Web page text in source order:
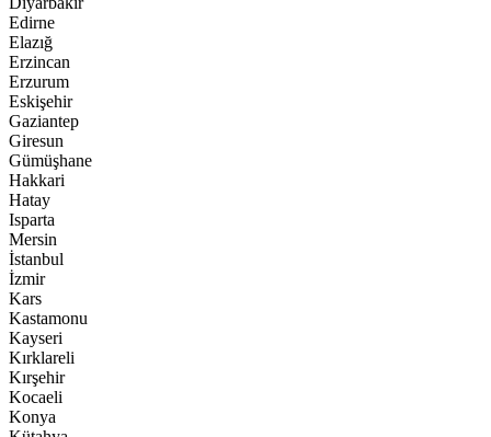
Edirne
Elazığ
Erzincan
Erzurum
Eskişehir
Gaziantep
Giresun
Gümüşhane
Hakkari
Hatay
Isparta
Mersin
İstanbul
İzmir
Kars
Kastamonu
Kayseri
Kırklareli
Kırşehir
Kocaeli
Konya